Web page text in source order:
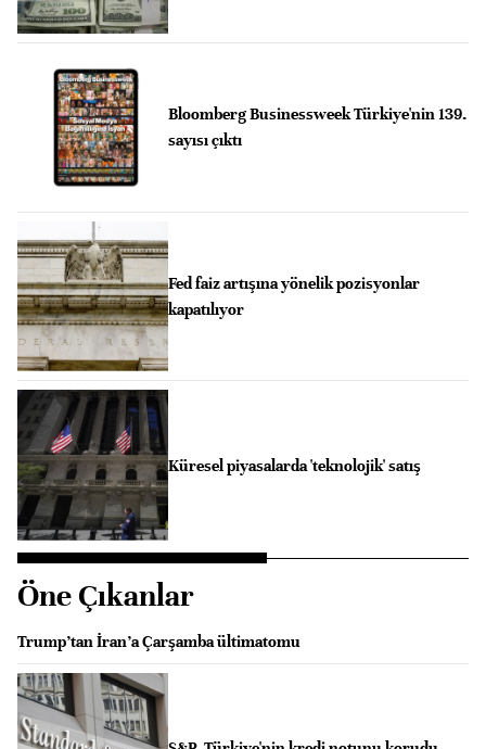
Bloomberg Businessweek Türkiye'nin 139.
sayısı çıktı
Fed faiz artışına yönelik pozisyonlar
kapatılıyor
Küresel piyasalarda 'teknolojik' satış
Öne Çıkanlar
Trump’tan İran’a Çarşamba ültimatomu